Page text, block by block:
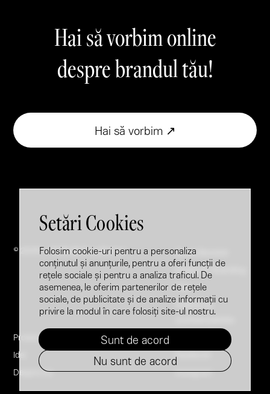
Setări Cookies
Folosim cookie-uri pentru a personaliza
conținutul și anunțurile, pentru a oferi funcții de
rețele sociale și pentru a analiza traficul. De
asemenea, le oferim partenerilor de rețele
sociale, de publicitate și de analize informații cu
privire la modul în care folosiți site-ul nostru.
Sunt de acord
Nu sunt de acord
Hai să vorbim online
despre brandul tău!
Hai să vorbim ↗
© 2005 - 2026 @ Brandfusion
Proiecte
Idei
Despre noi
Brand Booster
Employer Branding
FAQ
Politica de
Facebook
Instagram